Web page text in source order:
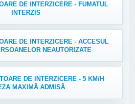
DE INTERZICERE - FUMATUL
INTERZIS
DE INTERZICERE - ACCESUL
NEAUTORIZATE
DE INTERZICERE - 5 KM/H
MAXIMĂ ADMISĂ